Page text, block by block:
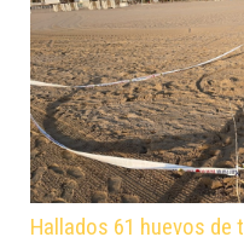
Hallados 61 huevos de